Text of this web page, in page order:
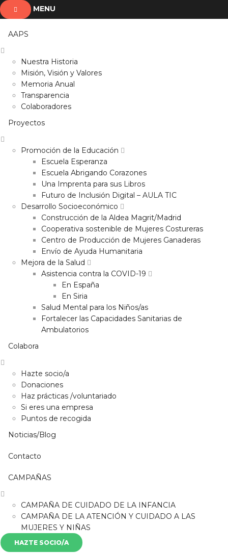
MENU
AAPS
Nuestra Historia
Misión, Visión y Valores
Memoria Anual
Transparencia
Colaboradores
Proyectos
Promoción de la Educación
Escuela Esperanza
Escuela Abrigando Corazones
Una Imprenta para sus Libros
Futuro de Inclusión Digital – AULA TIC
Desarrollo Socioeconómico
Construcción de la Aldea Magrit/Madrid
Cooperativa sostenible de Mujeres Costureras
Centro de Producción de Mujeres Ganaderas
Envío de Ayuda Humanitaria
Mejora de la Salud
Asistencia contra la COVID-19
En España
En Siria
Salud Mental para los Niños/as
Fortalecer las Capacidades Sanitarias de
Ambulatorios
Colabora
Hazte socio/a
Donaciones
Haz prácticas /voluntariado
Si eres una empresa
Puntos de recogida
Noticias/Blog
Contacto
CAMPAÑAS
CAMPAÑA DE CUIDADO DE LA INFANCIA
CAMPAÑA DE LA ATENCIÓN Y CUIDADO A LAS
MUJERES Y NIÑAS
HAZTE SOCIO/A